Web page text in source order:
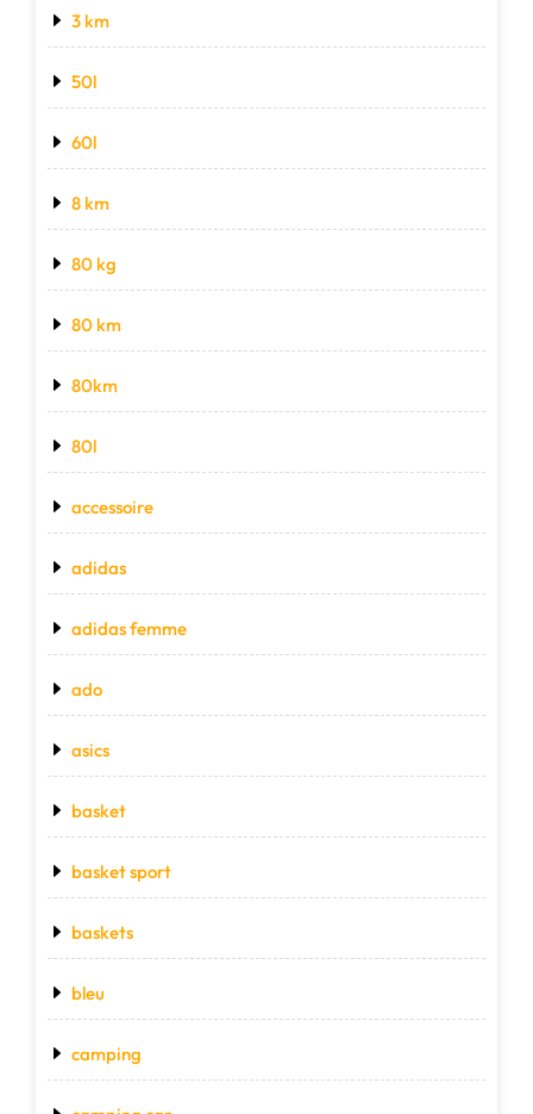
3 km
50l
60l
8 km
80 kg
80 km
80km
80l
accessoire
adidas
adidas femme
ado
asics
basket
basket sport
baskets
bleu
camping